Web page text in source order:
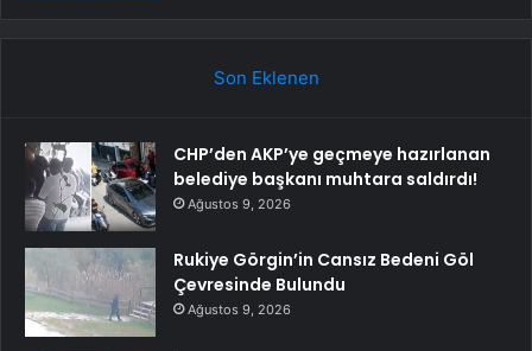
Son Eklenen
CHP’den AKP’ye geçmeye hazırlanan
belediye başkanı muhtara saldırdı!
Ağustos 9, 2026
Rukiye Görgin’in Cansız Bedeni Göl
Çevresinde Bulundu
Ağustos 9, 2026